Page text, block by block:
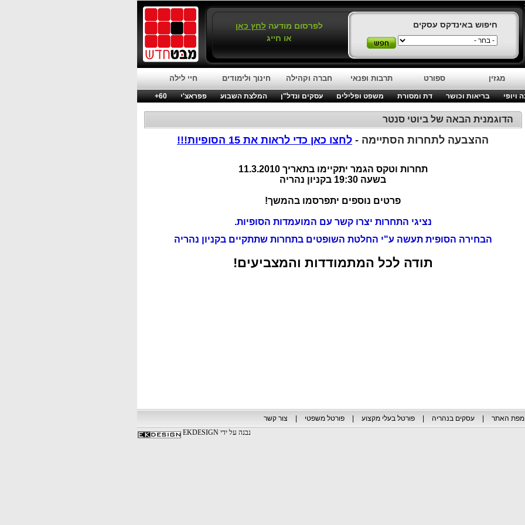
חיפוש באינדקס עסקים לפרסום מודעהלחץ כאן
או חייג
מגזין ספורט תרבות ופנאי חברה וקהילה חינוך ולימודים חיי לילה
ויופי בריאות וכושר דת ומסורת משפט ופלילים עסקים ונדל"ן המלצת השבוע פפראצ'י
60+
הדוגמנית הבאה של ביוטי סנטר
ההצבעה לתחרות הסתיימה - לחצו כאן כדי לראות את 15 הסופיות!!!
תחרות וטקס הגמר יתקיימו בתאריך 11.3.2010
בשעה 19:30 בקניון נהריה
פרטים נוספים יתפרסמו בהמשך!
נציגי התחרות יצרו קשר עם המועמדות הסופיות.
הבחירה הסופית תעשה ע"י החלטת השופטים בתחרות שתתקיים בקניון נהריה
תודה לכל המתמודדות והמצביעים!
מפת האתר עסקים בנהריה פורטל בעלי מקצוע פורטל משפטי
צור קשר
נבנה על ידי EKDESIGN